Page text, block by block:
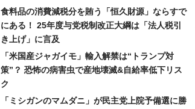
食料品の消費減税分を賄う「恒久財源」ならすで
にある！ 25年度与党税制改正大綱は「法人税引
き上げ」に言及
「米国産ジャガイモ」輸入解禁は“トランプ対
策”？ 恐怖の病害虫で産地壊滅&自給率低下リス
ク
「ミシガンのマムダニ」が民主党上院予備選に勝